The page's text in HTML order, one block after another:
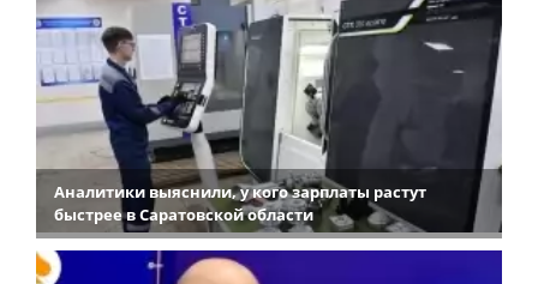
Аналитики выяснили, у кого зарплаты растут
быстрее в Саратовской области